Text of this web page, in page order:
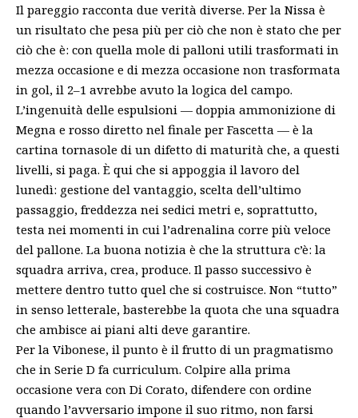
Il pareggio racconta due verità diverse. Per la Nissa è
un risultato che pesa più per ciò che non è stato che per
ciò che è: con quella mole di palloni utili trasformati in
mezza occasione e di mezza occasione non trasformata
in gol, il 2–1 avrebbe avuto la logica del campo.
L’ingenuità delle espulsioni — doppia ammonizione di
Megna e rosso diretto nel finale per Fascetta — è la
cartina tornasole di un difetto di maturità che, a questi
livelli, si paga. È qui che si appoggia il lavoro del
lunedì: gestione del vantaggio, scelta dell’ultimo
passaggio, freddezza nei sedici metri e, soprattutto,
testa nei momenti in cui l’adrenalina corre più veloce
del pallone. La buona notizia è che la struttura c’è: la
squadra arriva, crea, produce. Il passo successivo è
mettere dentro tutto quel che si costruisce. Non “tutto”
in senso letterale, basterebbe la quota che una squadra
che ambisce ai piani alti deve garantire.
Per la Vibonese, il punto è il frutto di un pragmatismo
che in Serie D fa curriculum. Colpire alla prima
occasione vera con Di Corato, difendere con ordine
quando l’avversario impone il suo ritmo, non farsi